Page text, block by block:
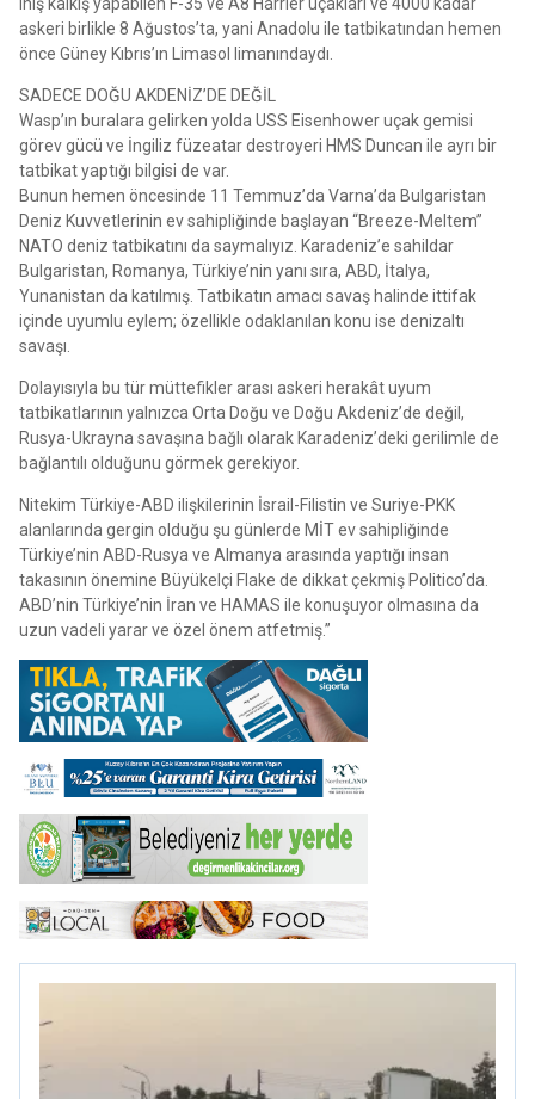
askeri birlikle 8 Ağustos’ta, yani Anadolu ile tatbikatından hemen
önce Güney Kıbrıs’ın Limasol limanındaydı.
SADECE DOĞU AKDENİZ’DE DEĞİL
Wasp’ın buralara gelirken yolda USS Eisenhower uçak gemisi
görev gücü ve İngiliz füzeatar destroyeri HMS Duncan ile ayrı bir
tatbikat yaptığı bilgisi de var.
Bunun hemen öncesinde 11 Temmuz’da Varna’da Bulgaristan
Deniz Kuvvetlerinin ev sahipliğinde başlayan “Breeze-Meltem”
NATO deniz tatbikatını da saymalıyız. Karadeniz’e sahildar
Bulgaristan, Romanya, Türkiye’nin yanı sıra, ABD, İtalya,
Yunanistan da katılmış. Tatbikatın amacı savaş halinde ittifak
içinde uyumlu eylem; özellikle odaklanılan konu ise denizaltı
savaşı.
Dolayısıyla bu tür müttefikler arası askeri herakât uyum
tatbikatlarının yalnızca Orta Doğu ve Doğu Akdeniz’de değil,
Rusya-Ukrayna savaşına bağlı olarak Karadeniz’deki gerilimle de
bağlantılı olduğunu görmek gerekiyor.
Nitekim Türkiye-ABD ilişkilerinin İsrail-Filistin ve Suriye-PKK
alanlarında gergin olduğu şu günlerde MİT ev sahipliğinde
Türkiye’nin ABD-Rusya ve Almanya arasında yaptığı insan
takasının önemine Büyükelçi Flake de dikkat çekmiş Politico’da.
ABD’nin Türkiye’nin İran ve HAMAS ile konuşuyor olmasına da
uzun vadeli yarar ve özel önem atfetmiş.”